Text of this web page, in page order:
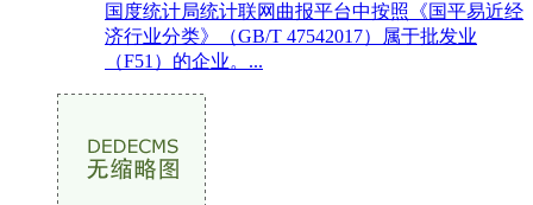
国度统计局统计联网曲报平台中按照《国平易近经
济行业分类》（GB/T 47542017）属于批发业
（F51）的企业。...